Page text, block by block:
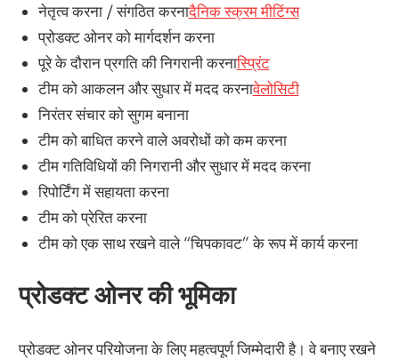
नेतृत्व करना / संगठित करनादैनिक स्क्रम मीटिंग्स
प्रोडक्ट ओनर को मार्गदर्शन करना
पूरे के दौरान प्रगति की निगरानी करनास्प्रिंट
टीम को आकलन और सुधार में मदद करनावेलोसिटी
निरंतर संचार को सुगम बनाना
टीम को बाधित करने वाले अवरोधों को कम करना
टीम गतिविधियों की निगरानी और सुधार में मदद करना
रिपोर्टिंग में सहायता करना
टीम को प्रेरित करना
टीम को एक साथ रखने वाले “चिपकावट” के रूप में कार्य करना
प्रोडक्ट ओनर की भूमिका
प्रोडक्ट ओनर परियोजना के लिए महत्वपूर्ण जिम्मेदारी है। वे बनाए रखने